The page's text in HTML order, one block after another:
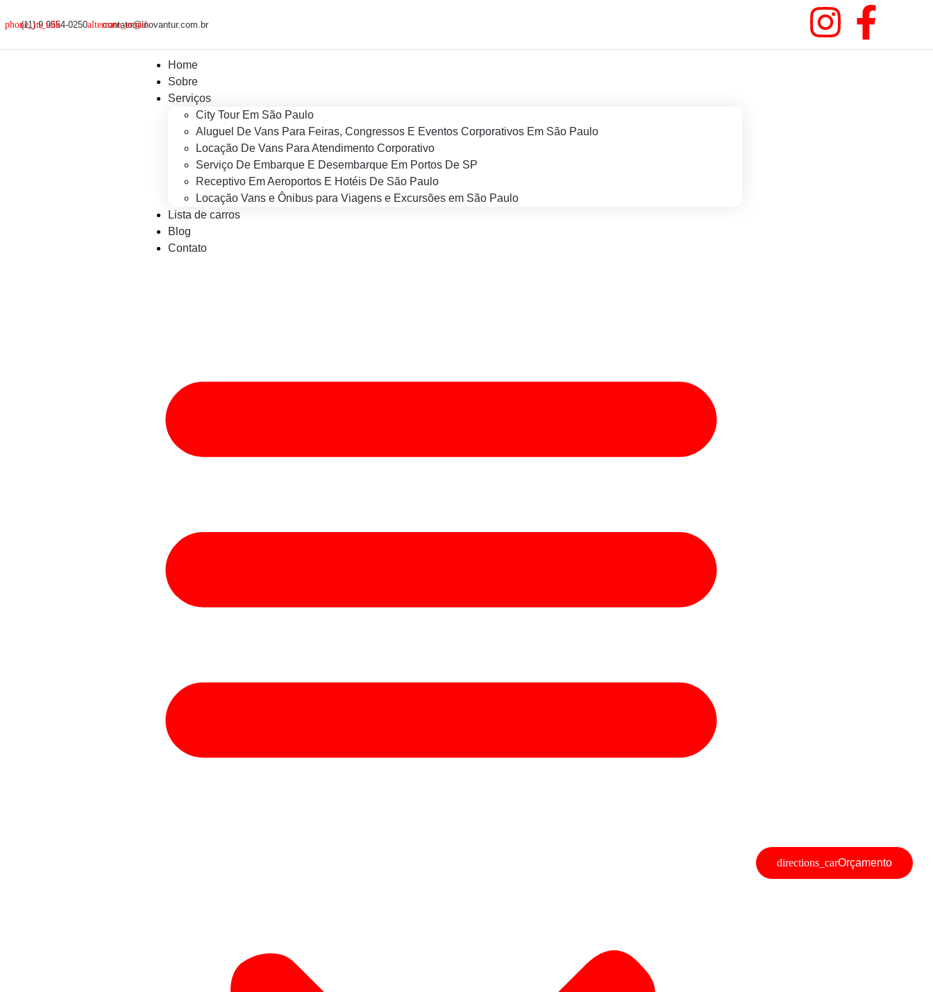
(11) 9 9554-0250 contato@inovantur.com.br
Home
Sobre
Serviços
City Tour Em São Paulo
Aluguel De Vans Para Feiras, Congressos E Eventos Corporativos Em São Paulo
Locação De Vans Para Atendimento Corporativo
Serviço De Embarque E Desembarque Em Portos De SP
Receptivo Em Aeroportos E Hotéis De São Paulo
Locação Vans e Ônibus para Viagens e Excursões em São Paulo
Lista de carros
Blog
Contato
Orçamento